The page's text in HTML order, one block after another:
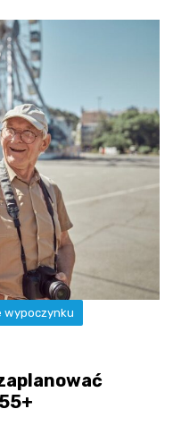
wypoczynku